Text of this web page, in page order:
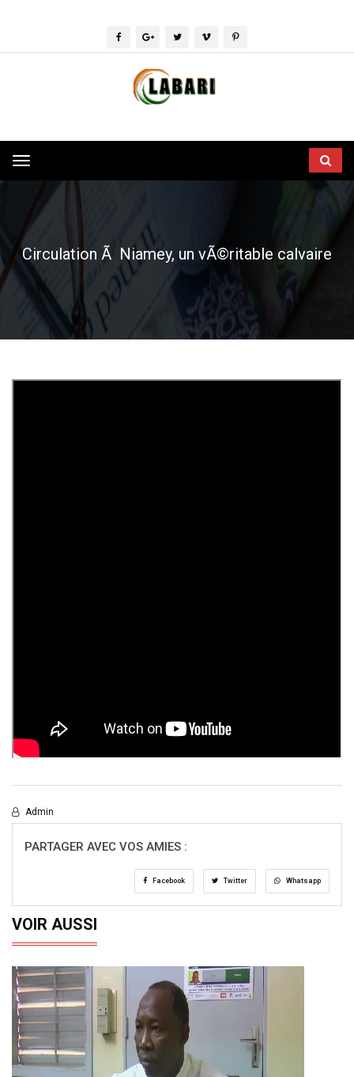
Toggle
navigation
Circulation Ã Niamey, un vÃ©ritable calvaire
Admin
PARTAGER AVEC VOS AMIES :
Facebook Twitter Whatsapp
VOIR AUSSI